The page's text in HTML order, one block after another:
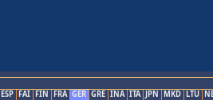
ESP FAI FIN FRA GER GRE INA ITA JPN MKD LTU